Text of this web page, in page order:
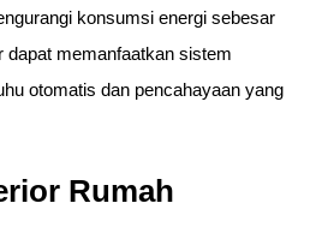
konsumsi energi sebesar
dapat memanfaatkan sistem
otomatis dan pencahayaan yang
Rumah